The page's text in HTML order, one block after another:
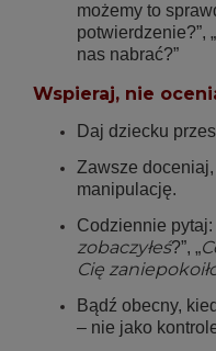
możemy to
potwierdzenie?”,
nas nabrać?”
Wspieraj, nie
Daj dziecku
Zawsze
manipulację.
Codziennie pytaj:
zobaczyłeś?”, „
Cię
Bądź obecny,
– nie jako